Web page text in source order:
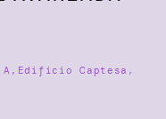
Captesa,